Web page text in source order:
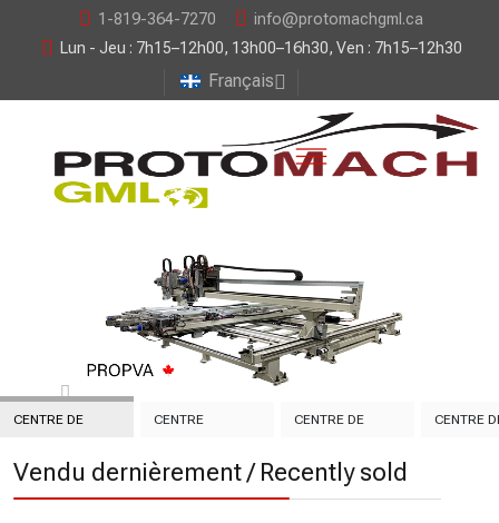
1-819-364-7270
info@protomachgml.ca
Lun - Jeu : 7h15–12h00, 13h00–16h30, Ven : 7h15–12h30
Français
CENTRE DE
AUTOMATISÉ
CENTRE
AXES
CENTRE DE
AUTOMATISÉE
CENTRE
Vendu dernièrement / Recently sold